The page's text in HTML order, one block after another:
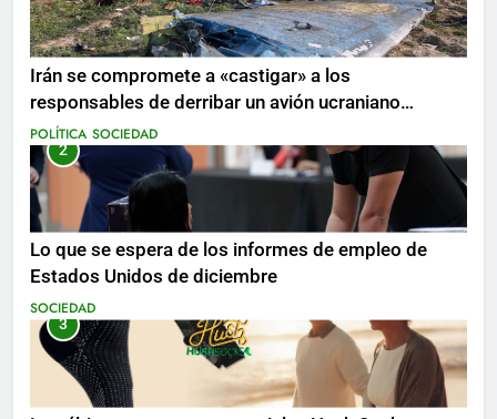
Irán se compromete a «castigar» a los
responsables de derribar un avión ucraniano
mientras se realizan arrestos
POLÍTICA SOCIEDAD
2
Lo que se espera de los informes de empleo de
Estados Unidos de diciembre
SOCIEDAD
3